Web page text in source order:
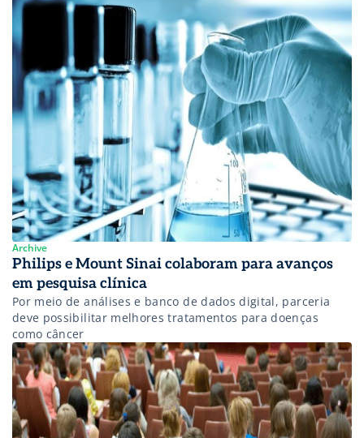
Archive
Philips e Mount Sinai colaboram para avanços
em pesquisa clínica
Por meio de análises e banco de dados digital, parceria
deve possibilitar melhores tratamentos para doenças
como câncer